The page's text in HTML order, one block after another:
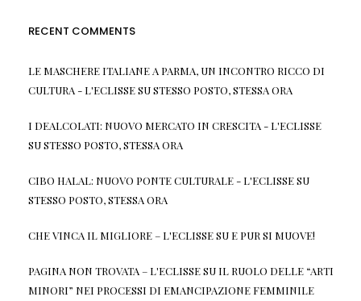
RECENT COMMENTS
LE MASCHERE ITALIANE A PARMA, UN INCONTRO RICCO DI
CULTURA - L'ECLISSESUSTESSO POSTO, STESSA ORA
I DEALCOLATI: NUOVO MERCATO IN CRESCITA - L'ECLISSE
SUSTESSO POSTO, STESSA ORA
CIBO HALAL: NUOVO PONTE CULTURALE - L'ECLISSESU
STESSO POSTO, STESSA ORA
CHE VINCA IL MIGLIORE – L'ECLISSESU E PUR SI MUOVE!
PAGINA NON TROVATA – L'ECLISSESU IL RUOLO DELLE “ARTI
MINORI” NEI PROCESSI DI EMANCIPAZIONE FEMMINILE